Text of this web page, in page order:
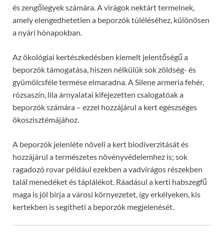
és zengőlegyek számára. A virágok nektárt termelnek,
amely elengedhetetlen a beporzók túléléséhez, különösen
a nyári hónapokban.
Az ökológiai kertészkedésben kiemelt jelentőségű a
beporzók támogatása, hiszen nélkülük sok zöldség- és
gyümölcsféle termése elmaradna. A Silene armeria fehér,
rózsaszín, lila árnyalatai kifejezetten csalogatóak a
beporzók számára – ezzel hozzájárul a kert egészséges
ökoszisztémájához.
A beporzók jelenléte növeli a kert biodiverzitását és
hozzájárul a természetes növényvédelemhez is; sok
ragadozó rovar például ezekben a vadvirágos részekben
talál menedéket és táplálékot. Ráadásul a kerti habszegfű
maga is jól bírja a városi környezetet, így erkélyeken, kis
kertekben is segítheti a beporzók megjelenését.